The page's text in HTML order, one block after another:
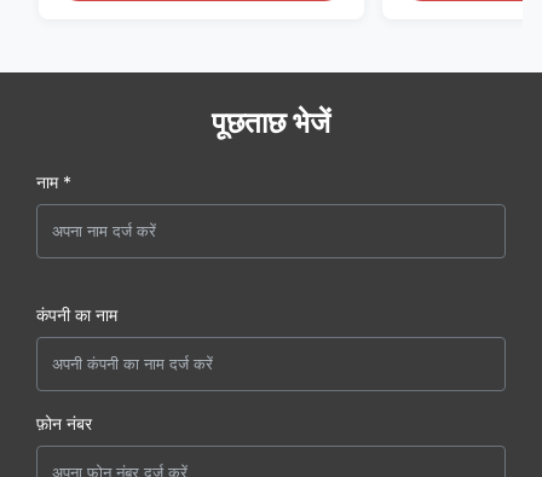
पूछताछ भेजें
नाम *
कंपनी का नाम
फ़ोन नंबर